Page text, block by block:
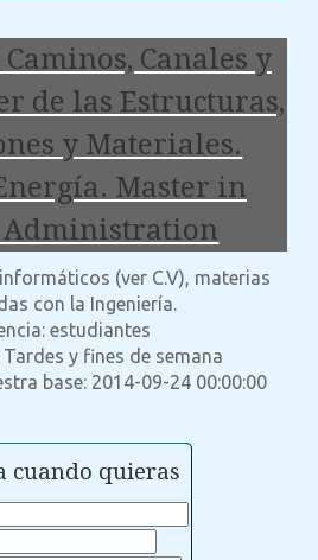
Canales y
de las Estructuras,
y Materiales.
Master in
Administration
(ver C.V), materias
con la Ingeniería.
estudiantes
y fines de semana
base: 2014-09-24 00:00:00
cuando quieras